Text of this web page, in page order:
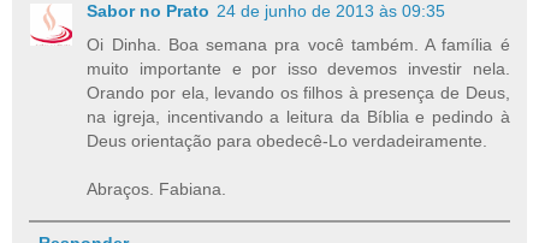
Sabor no Prato 24 de junho de 2013 às 09:35
Oi Dinha. Boa semana pra você também. A família é
muito importante e por isso devemos investir nela.
Orando por ela, levando os filhos à presença de Deus,
na igreja, incentivando a leitura da Bíblia e pedindo à
Deus orientação para obedecê-Lo verdadeiramente.
Abraços. Fabiana.